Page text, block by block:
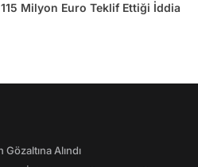
Milyon Euro Teklif Ettiği İddia
Alındı